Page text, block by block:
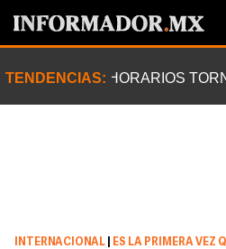
TENDENCIAS: HORARIOS
INTERNACIONAL
ES LA PRIMERA VEZ